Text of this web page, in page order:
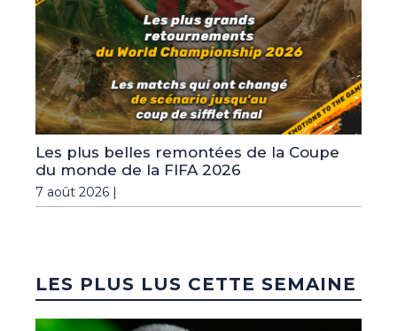
Les plus belles remontées de la Coupe
du monde de la FIFA 2026
7 août 2026 |
LES PLUS LUS CETTE SEMAINE